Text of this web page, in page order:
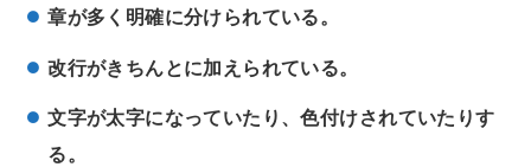
章が多く明確に分けられている。
改行がきちんとに加えられている。
文字が太字になっていたり、色付けされていたりす
る。